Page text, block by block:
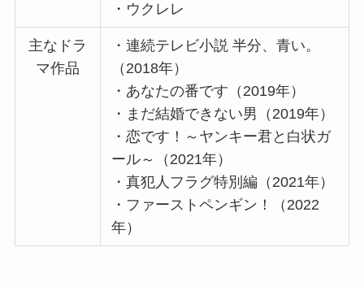
・ウクレレ
主なドラ
マ作品
・連続テレビ小説 半分、青い。
（2018年）
・あなたの番です（2019年）
・まだ結婚できない男（2019年）
・恋です！～ヤンキー君と白状ガ
ール～（2021年）
・真犯人フラグ特別編（2021年）
・ファーストペンギン！（2022
年）